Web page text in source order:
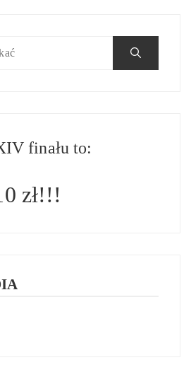
finału to:
zł!!!